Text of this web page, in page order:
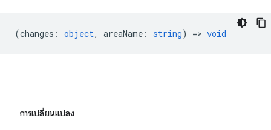
(changes : object, areaName : string) => void
การเปลี่ยนแปลง